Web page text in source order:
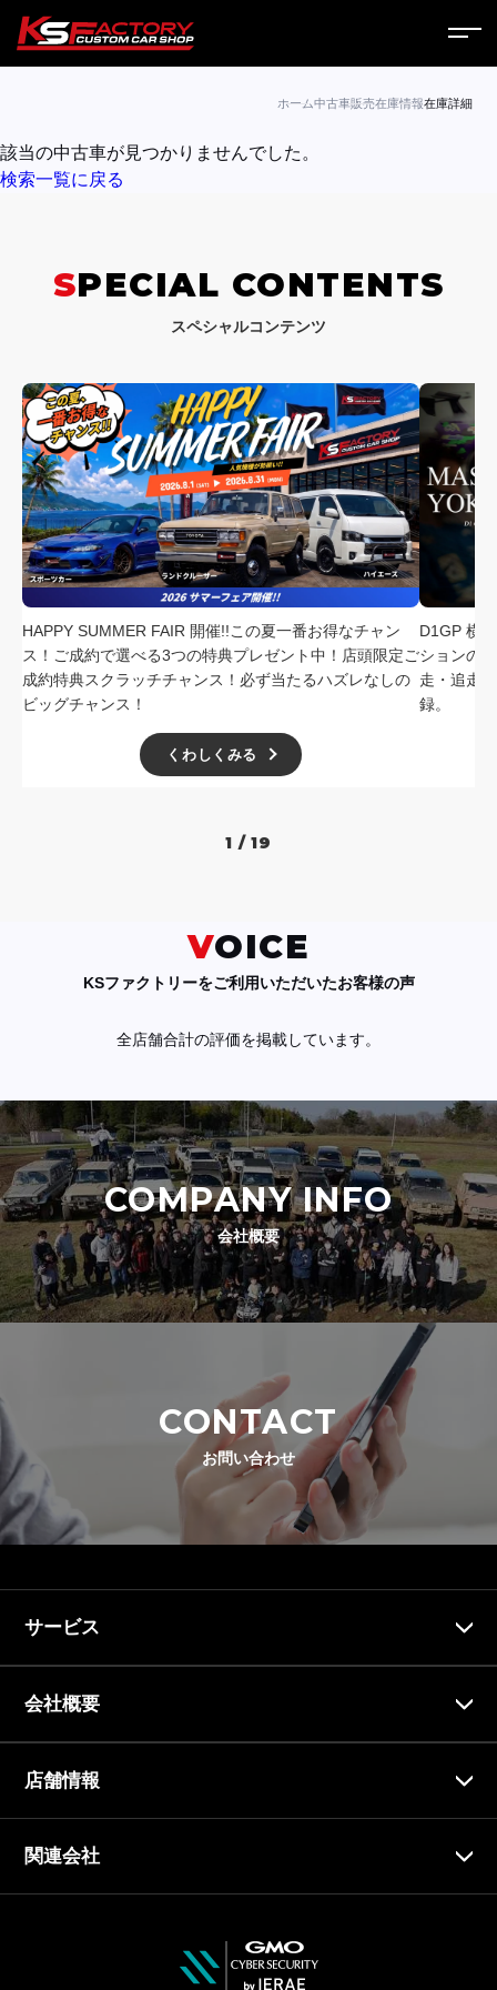
サービス
営業日
お問い合わせ
採用情報
店舗問い合わせ
ホーム中古車販売在庫情報在庫詳細
該当の中古車が見つかりませんでした。
検索一覧に戻る
SPECIAL CONTENTS
スペシャルコンテンツ
HAPPY SUMMER FAIR 開催!!この夏一番お得なチャン
ス！ご成約で選べる3つの特典プレゼント中！店頭限定ご
成約特典スクラッチチャンス！必ず当たるハズレなしの
ビッグチャンス！
くわしくみる
D1GP 横
ションの
走・追走
録。
1 / 19
VOICE
KSファクトリーをご利用いただいたお客様の声
全店舗合計の評価を掲載しています。
COMPANY INFO
会社概要
CONTACT
お問い合わせ
サービス
会社概要
店舗情報
関連会社